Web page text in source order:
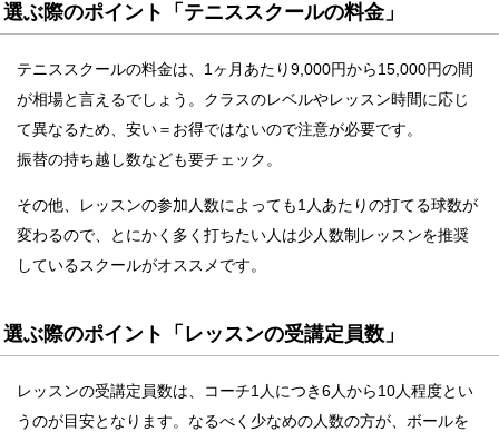
選ぶ際のポイント「テニススクールの料金」
テニススクールの料金は、1ヶ月あたり9,000円から15,000円の間
が相場と言えるでしょう。クラスのレベルやレッスン時間に応じ
て異なるため、安い＝お得ではないので注意が必要です。
振替の持ち越し数なども要チェック。
その他、レッスンの参加人数によっても1人あたりの打てる球数が
変わるので、とにかく多く打ちたい人は少人数制レッスンを推奨
しているスクールがオススメです。
選ぶ際のポイント「レッスンの受講定員数」
レッスンの受講定員数は、コーチ1人につき6人から10人程度とい
うのが目安となります。なるべく少なめの人数の方が、ボールを